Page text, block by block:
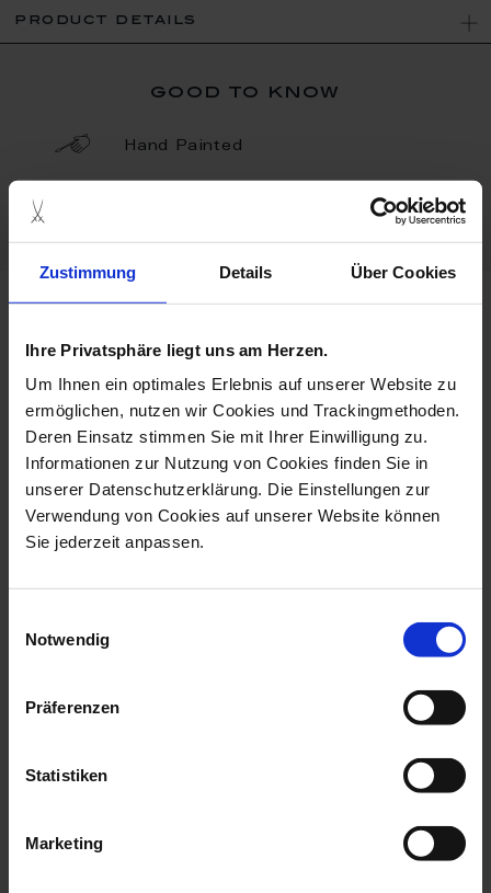
Zustimmung Details Über Cookies
Ihre Privatsphäre liegt uns am Herzen.
Um Ihnen ein optimales Erlebnis auf unserer Website zu
ermöglichen, nutzen wir Cookies und Trackingmethoden.
Deren Einsatz stimmen Sie mit Ihrer Einwilligung zu.
Informationen zur Nutzung von Cookies finden Sie in
unserer Datenschutzerklärung. Die Einstellungen zur
Verwendung von Cookies auf unserer Website können
Sie jederzeit anpassen.
Notwendig
Präferenzen
Statistiken
Marketing
product details
good to know
Hand Painted
figurines collection
Bird Cockatoo, Vintage,
Bird Parrot On Tree
we think you’ll like these